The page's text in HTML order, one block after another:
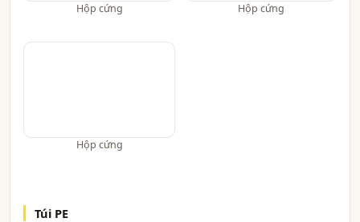
Hộp cứng Hộp cứng
Hộp cứng
Túi PE